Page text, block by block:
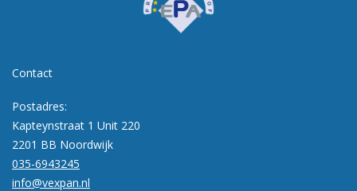
Contact
Postadres:
Kapteynstraat 1 Unit 220
2201 BB Noordwijk
035-6943245
info@vexpan.nl